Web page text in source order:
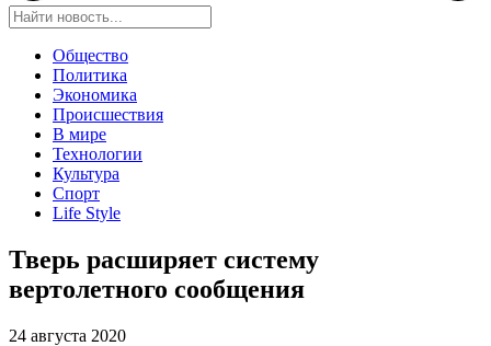
Общество
Политика
Экономика
Происшествия
В мире
Технологии
Культура
Спорт
Life Style
Тверь расширяет систему
вертолетного сообщения
24 августа 2020